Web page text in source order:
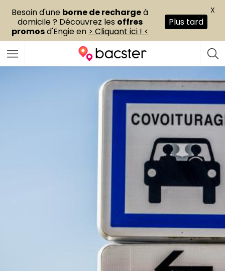
Besoin d'une borne de rechargeà
domicile ? Découvrez les offres
promosd'Engie en > Cliquant ici ! <
Plus tard
X